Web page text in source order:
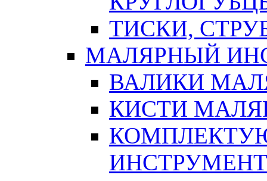
ТИСКИ,
МАЛЯРНЫЙ
ВАЛИКИ
КИСТИ